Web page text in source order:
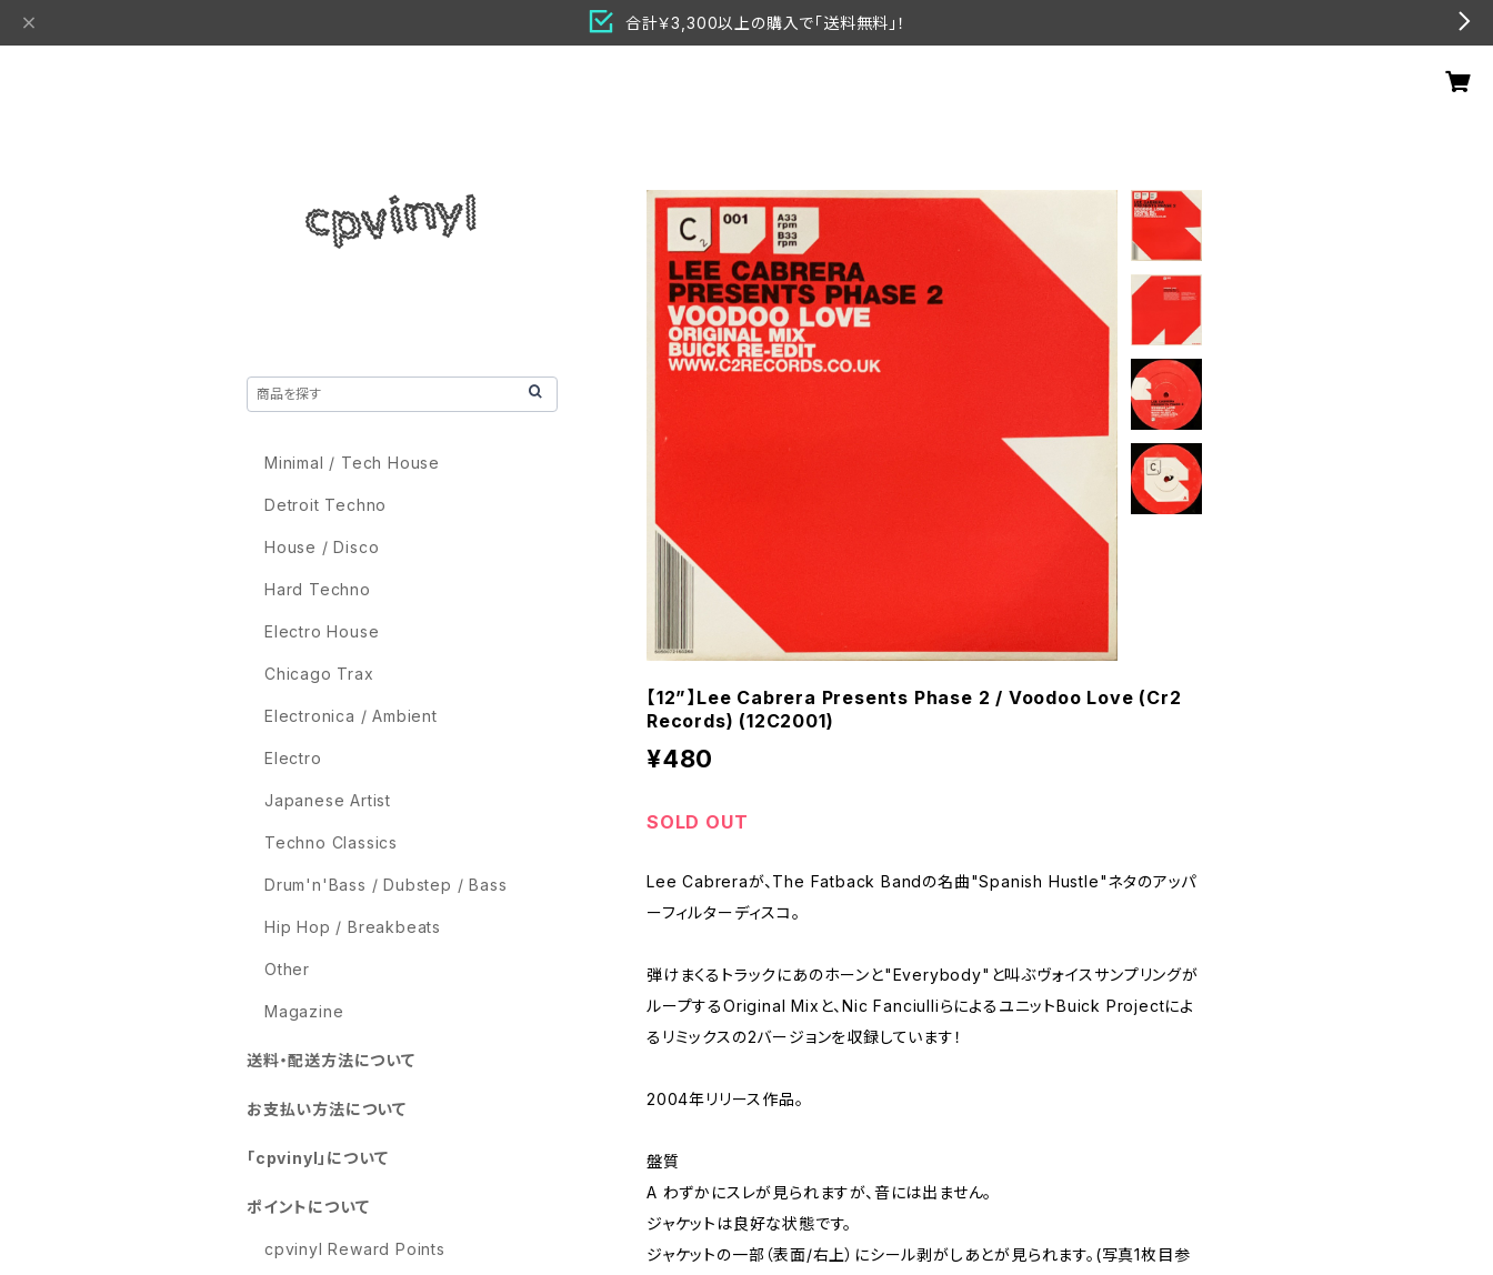
合計￥3,300以上の購入で「送料無料」！
【12”】Lee Cabrera Presents Phase 2 / Voodoo Love (Cr2
Records) (12C2001)
¥480
SOLD OUT
Lee Cabreraが、The Fatback Bandの名曲"Spanish Hustle"ネタのアッパ
ーフィルターディスコ。
弾けまくるトラックにあのホーンと"Everybody"と叫ぶヴォイスサンプリングが
ループするOriginal Mixと、Nic FanciulliらによるユニットBuick Projectによ
るリミックスの2バージョンを収録しています！
2004年リリース作品。
盤質
A わずかにスレが見られますが、音には出ません。
ジャケットは良好な状態です。
ジャケットの一部（表面/右上）にシール剥がしあとが見られます。(写真1枚目参
Minimal / Tech House
Detroit Techno
House / Disco
Hard Techno
Electro House
Chicago Trax
Electronica / Ambient
Electro
Japanese Artist
Techno Classics
Drum'n'Bass / Dubstep / Bass
Hip Hop / Breakbeats
Other
Magazine
送料・配送方法について
お支払い方法について
「cpvinyl」について
ポイントについて
cpvinyl Reward Points